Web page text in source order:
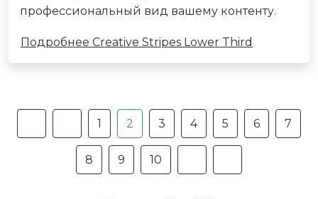
профессиональный вид вашему контенту.
Подробнее Creative Stripes Lower Third
1 2 3 4 5 6 7
8 9 10